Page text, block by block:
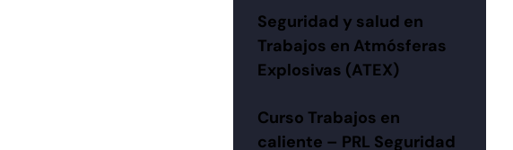
Seguridad y salud en
Trabajos en Atmósferas
Explosivas (ATEX)
Curso Trabajos en
caliente – PRL Seguridad